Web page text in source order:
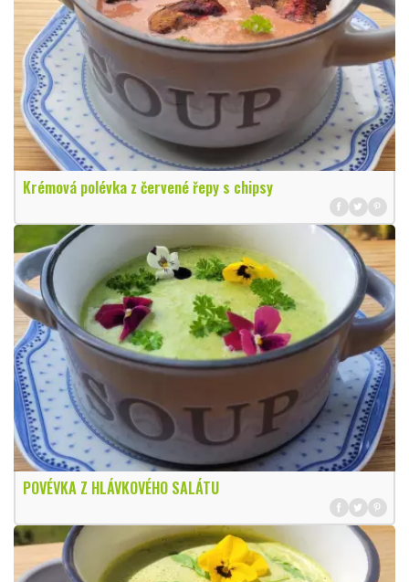
Krémová polévka z červené řepy s chipsy
POVÉVKA Z HLÁVKOVÉHO SALÁTU